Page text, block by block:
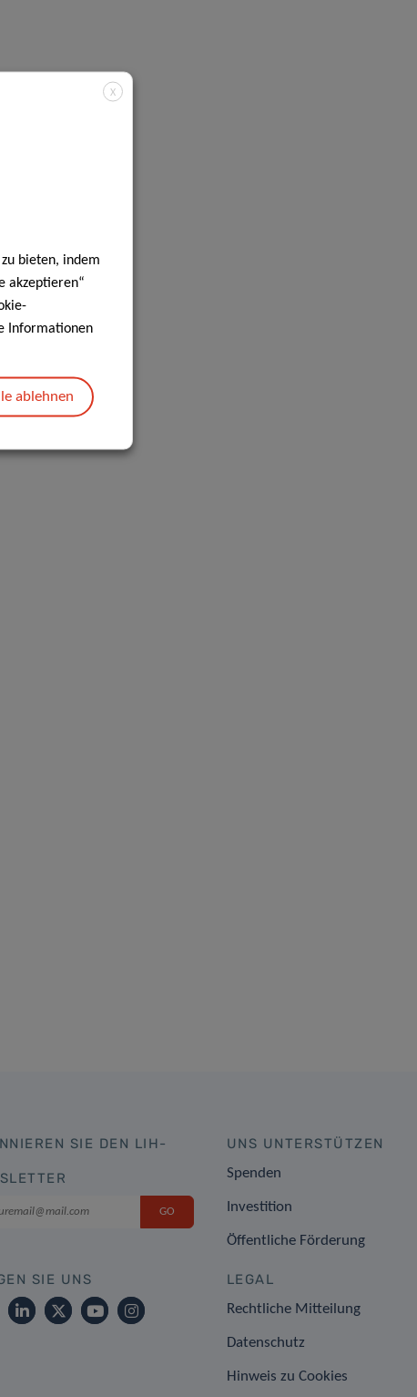
SIE DEN LIH-
SIE UNS
UNS UNTERSTÜTZEN
Spenden
Investition
Öffentliche Förderung
LEGAL
Rechtliche Mitteilung
Datenschutz
Hinweis zu Cookies
X
bieten, indem
akzeptieren“
Informationen
ablehnen